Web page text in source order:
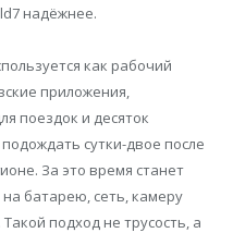
надёжнее.
как рабочий
приложения,
поездок и десяток
сутки-двое после
За это время станет
батарею, сеть, камеру
подход не трусость, а